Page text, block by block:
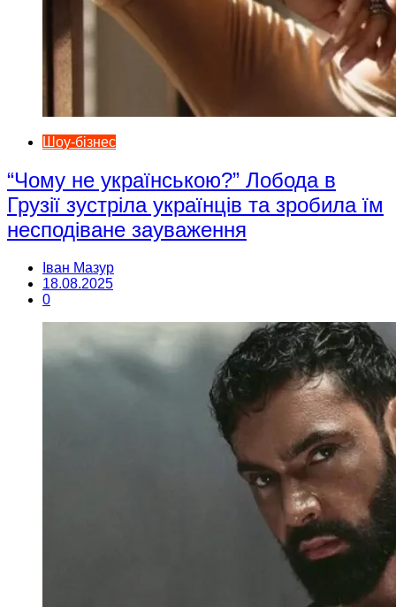
Шоу-бізнес
“Чому не українською?” Лобода в
Грузії зустріла українців та зробила їм
несподіване зауваження
Іван Мазур
18.08.2025
0